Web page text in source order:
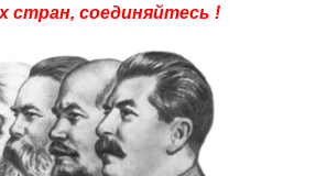
стран, соединяйтесь !